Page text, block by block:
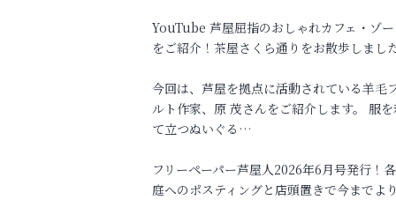
YouTube 芦屋屈指のおしゃれカフェ・ゾ
をご紹介！茶屋さくら通りをお散歩しまし
今回は、芦屋を拠点に活動されている羊毛
ルト作家、原 茂さんをご紹介します。 服を
て立つぬいぐる…
フリーペーパー芦屋人2026年6月号発行！
庭へのポスティングと店頭置きで今までよ